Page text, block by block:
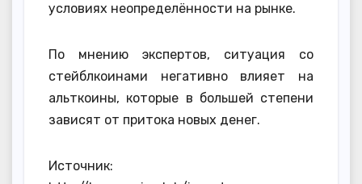
условиях неопределённости на рынке.
По мнению экспертов, ситуация со
стейблкоинами негативно влияет на
альткоины, которые в большей степени
зависят от притока новых денег.
Источник: